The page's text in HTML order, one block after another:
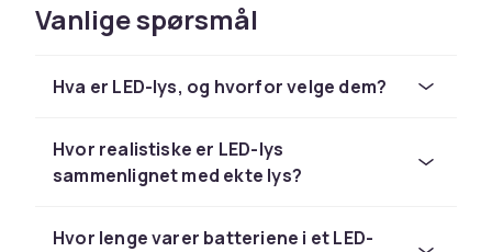
Plasser dem på bordet under en romantisk
middag eller på badet for en avslappende
men gir også interiøret ditt et preg av
du skape atmosfære når du vil, hvor du vil.
Slapp av og nyt med en
batterilampe med timer
Vanlige spørsmål
Hva er LED-lys, og hvorfor velge dem?
Hvor realistiske er LED-lys
sammenlignet med ekte lys?
Hvor lenge varer batteriene i et LED-